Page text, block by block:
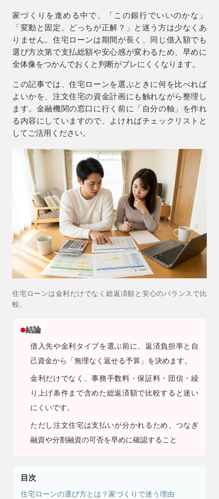
家づくりを進める中で、「この銀行でいいのかな」
「変動と固定、どっちが正解？」と迷う方は少なくあ
りません。住宅ローンは期間が長く、同じ借入額でも
選び方次第で支払総額や安心感が変わる ため、早めに
全体像をつかんでおくと判断がブレにくくなります。
この記事では、住宅ローンを選ぶときに何を比べれば
よいかを、注文住宅の資金計画にも触れながら整理し
ます。金融機関の窓口に行く前に「自分の軸」を作れ
る内容にしていますので、よければチェックリストと
してご活用ください。
住宅ローンは金利だけでなく総返済額と安心のバランスで比
較。
結論
借入先や金利タイプを選ぶ前に、返済負担率と自
己資金から「無理なく返せる予算」を決めます。
金利だけでなく、事務手数料・保証料・団信・繰
り上げ条件まで含めた総返済額で比較すると迷い
にくいです。
ただし注文住宅は支払いが分かれるため、つなぎ
融資や分割融資の可否を早めに確認すること
目次
住宅ローンの選び方とは？家づくりで迷う理由
会社概要
スタッフ紹介
お知らせ
ブログ・家づくりコラム
イベント
営業時間 9時〜18時
（定休／水曜日）
注文住宅
0120-70-1212
リフォーム
0120-37-7611
04-2950-7171
事業用
04-2968-5522